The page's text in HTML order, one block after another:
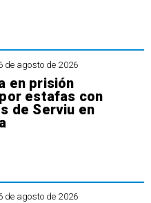
de agosto de 2026
en prisión
estafas con
de Serviu en
de agosto de 2026